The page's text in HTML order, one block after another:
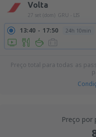
Volta
27 set (dom) GRU - LIS
13:40 17:50 24h 10min
Preço total para todas as
Preço por